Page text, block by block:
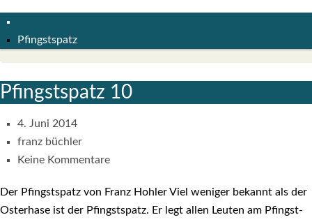
Pfingstspatz
Pfingst­spatz 10
4. Juni 2014
franz büchler
Keine Kommentare
Der Pfingst­spatz von Franz Hoh­ler Viel weni­ger bekannt als der
Oster­ha­se ist der Pfingst­spatz. Er legt allen Leu­ten am Pfingst­